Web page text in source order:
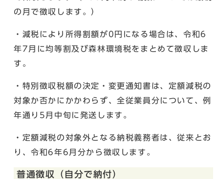
の月で徴収します。）
・減税により所得割額が0円になる場合は、令和6
年7月に均等割及び森林環境税をまとめて徴収しま
す。
・特別徴収税額の決定・変更通知書は、定額減税の
対象か否かにかかわらず、全従業員分について、例
年通り5月中旬に発送します。
・定額減税の対象外となる納税義務者は、従来とお
り、令和6年6月分から徴収します。
普通徴収（自分で納付）